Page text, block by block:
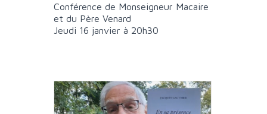
Conférence de Monseigneur Macaire
et du Père Venard
Jeudi 16 janvier à 20h30